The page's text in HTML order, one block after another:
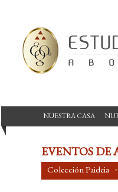
NUESTRA CASA
EVENTOS DE
Colección Paideia